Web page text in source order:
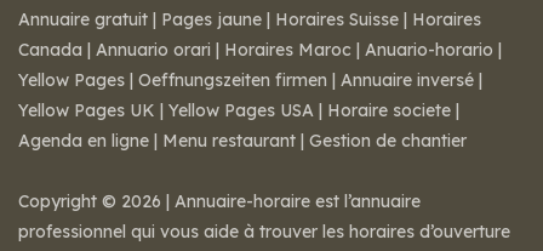
Annuaire gratuit | Pages jaune | Horaires Suisse | Horaires
Canada | Annuario orari | Horaires Maroc | Anuario-horario |
Yellow Pages | Oeffnungszeiten firmen | Annuaire inversé |
Yellow Pages UK | Yellow Pages USA | Horaire societe |
Agenda en ligne | Menu restaurant | Gestion de chantier
Copyright © 2026 | Annuaire-horaire est l’annuaire
professionnel qui vous aide à trouver les horaires d’ouverture